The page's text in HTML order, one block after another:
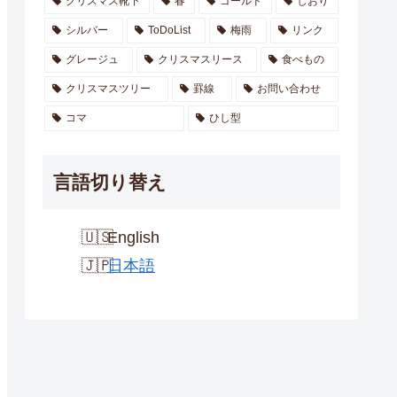
シルバー ToDoList 梅雨 リンク
グレージュ クリスマスリース 食べもの
クリスマスツリー 罫線 お問い合わせ
コマ ひし型
言語切り替え
English
日本語